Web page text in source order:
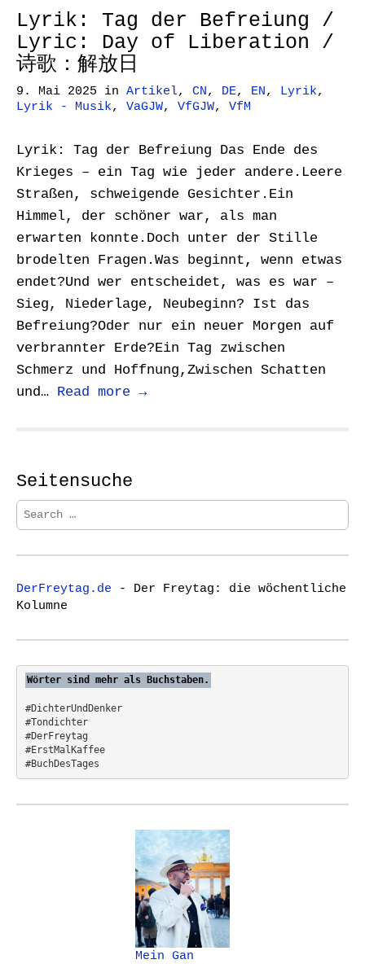
Lyrik: Tag der Befreiung /
Lyric: Day of Liberation /
诗歌：解放日
9. Mai 2025 in Artikel, CN, DE, EN, Lyrik,
Lyrik - Musik, VaGJW, VfGJW, VfM
Lyrik: Tag der Befreiung Das Ende des
Krieges – ein Tag wie jeder andere.Leere
Straßen, schweigende Gesichter.Ein
Himmel, der schöner war, als man
erwarten konnte.Doch unter der Stille
brodelten Fragen.Was beginnt, wenn etwas
endet?Und wer entscheidet, was es war –
Sieg, Niederlage, Neubeginn? Ist das
Befreiung?Oder nur ein neuer Morgen auf
verbrannter Erde?Ein Tag zwischen
Schmerz und Hoffnung,Zwischen Schatten
und… Read more →
Seitensuche
S
e
r
h
f
r
DerFreytag.de - Der Freytag: die wöchentliche
Kolumne
Wörter sind mehr als Buchstaben.
#DichterUndDenker
#Tondichter
#DerFreytag
#ErstMalKaffee
#BuchDesTages
Mein Gan